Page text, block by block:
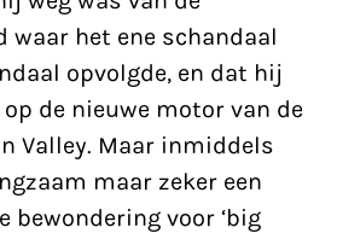
waar het ene schandaal
opvolgde, en dat hij
de nieuwe motor van de
Valley. Maar inmiddels
maar zeker een
bewondering voor ‘big